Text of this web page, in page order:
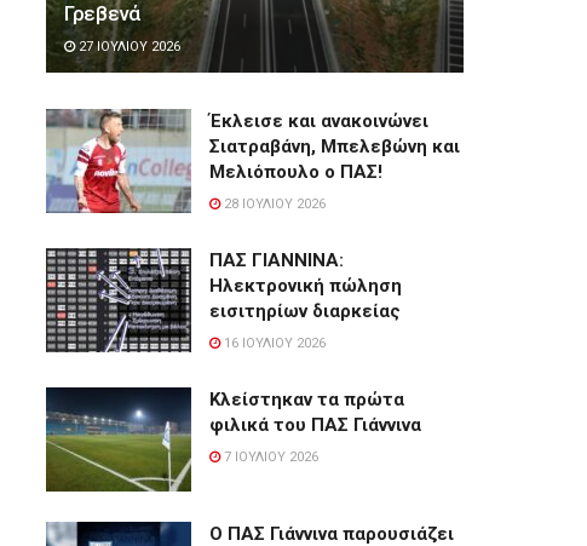
Γρεβενά
27 ΙΟΥΛΊΟΥ 2026
Έκλεισε και ανακοινώνει
Σιατραβάνη, Μπελεβώνη και
Μελιόπουλο ο ΠΑΣ!
28 ΙΟΥΛΊΟΥ 2026
ΠΑΣ ΓΙΑΝΝΙΝΑ:
Hλεκτρονική πώληση
εισιτηρίων διαρκείας
16 ΙΟΥΛΊΟΥ 2026
Κλείστηκαν τα πρώτα
φιλικά του ΠΑΣ Γιάννινα
7 ΙΟΥΛΊΟΥ 2026
Ο ΠΑΣ Γιάννινα παρουσιάζει